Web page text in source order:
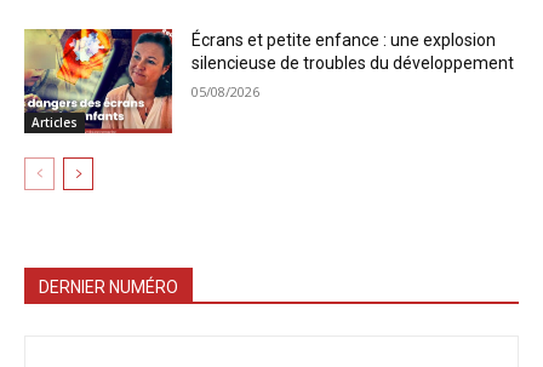
Articles
Écrans et petite enfance : une explosion
silencieuse de troubles du développement
05/08/2026
DERNIER NUMÉRO